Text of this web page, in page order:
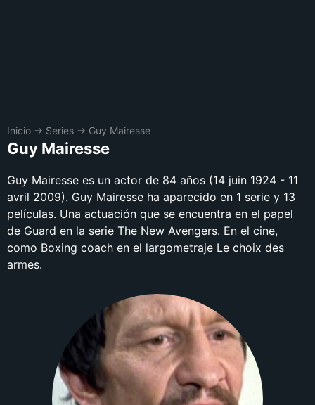
Inicio → Series → Guy Mairesse
Guy Mairesse
Guy Mairesse es un actor de 84 años (14 juin 1924 - 11
avril 2009). Guy Mairesse ha aparecido en 1 serie y 13
películas. Una actuación que se encuentra en el papel
de Guard en la serie The New Avengers. En el cine,
como Boxing coach en el largometraje Le choix des
armes.